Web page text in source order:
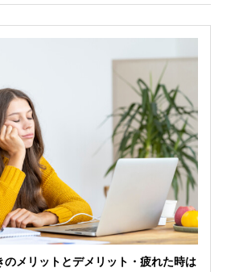
のメリットとデメリット・疲れた時は